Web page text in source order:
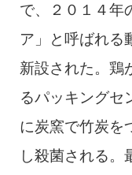
で、２０１４年
ア」と呼ばれる
新設された。鶏
るパッキングセ
に炭窯で竹炭を
し殺菌される。